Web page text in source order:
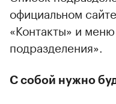
официальном
«Контакты» и
подразделения».
С собой нужно